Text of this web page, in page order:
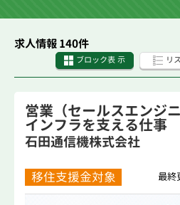
求人情報 140件
ブロック表 示 リ
営業（セールスエンジ
インフラを支える仕事
石田通信機株式会社
移住支援金対象 最終